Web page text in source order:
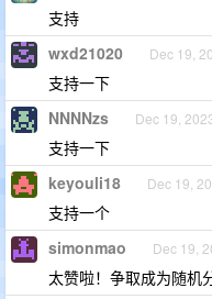
支持
wxd21020 Dec 19,
支持一下
NNNNzs Dec 19,
支持一下
keyouli18 Dec 19,
支持一个
simonmao Dec 19,
太赞啦！争取成为随机